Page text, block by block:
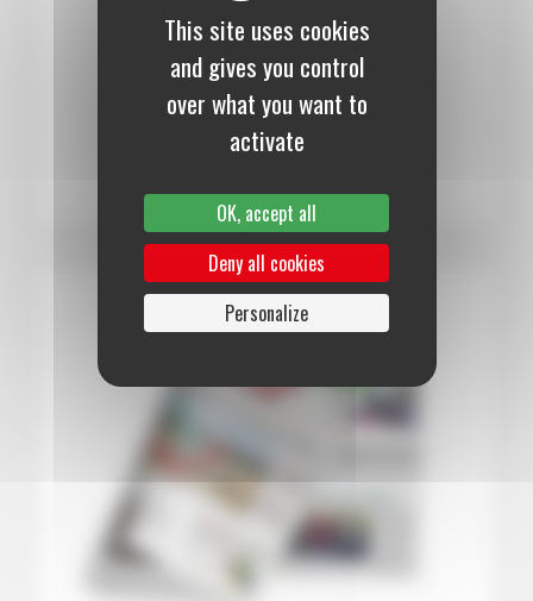
12 mois :99,00 €
Numérique
S’abonner au journal
This site uses cookies
and gives you control
over what you want to
activate
OK, accept all
Deny all cookies
Personalize